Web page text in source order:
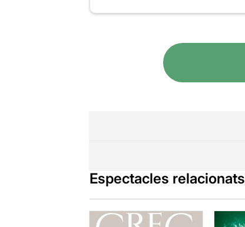
Espectacles relacionats